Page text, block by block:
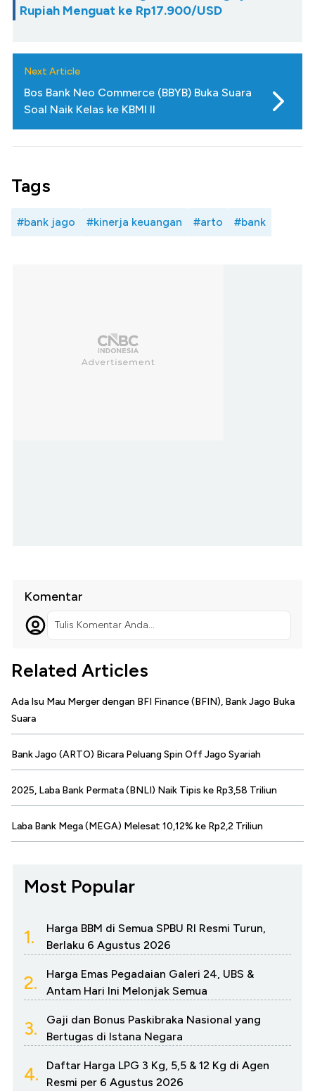
Rupiah Menguat ke Rp17.900/USD
Next Article
Bos Bank Neo Commerce (BBYB) Buka Suara
Soal Naik Kelas ke KBMI II
Tags
#bank jago #kinerja keuangan #arto #bank
Komentar
Tulis Komentar Anda...
Related Articles
Ada Isu Mau Merger dengan BFI Finance (BFIN), Bank Jago Buka
Suara
Bank Jago (ARTO) Bicara Peluang Spin Off Jago Syariah
2025, Laba Bank Permata (BNLI) Naik Tipis ke Rp3,58 Triliun
Laba Bank Mega (MEGA) Melesat 10,12% ke Rp2,2 Triliun
Most Popular
1.
Harga BBM di Semua SPBU RI Resmi Turun,
Berlaku 6 Agustus 2026
2.
Harga Emas Pegadaian Galeri 24, UBS &
Antam Hari Ini Melonjak Semua
3.
Gaji dan Bonus Paskibraka Nasional yang
Bertugas di Istana Negara
4.
Daftar Harga LPG 3 Kg, 5,5 & 12 Kg di Agen
Resmi per 6 Agustus 2026